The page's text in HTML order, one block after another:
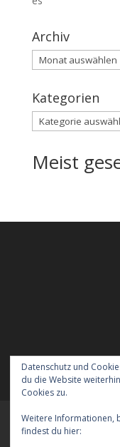
Archiv
Archiv
Kategorien
Kategorien
Meist
Datenschutz und
du die Website
Cookies zu.
Weitere Informationen,
findest du hier:
Meraner
Verreisen mit